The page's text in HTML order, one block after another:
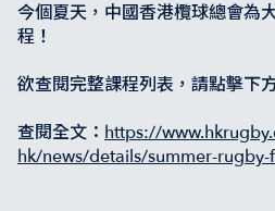
今個夏天，中國香港欖球總會為
程！
欲查閱完整課程列表，請點擊下
查閱全文： https://
hk/news/details/summer-